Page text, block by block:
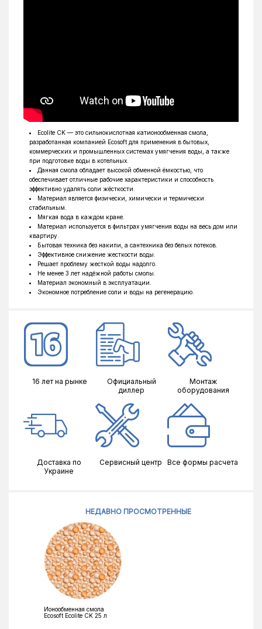
Ecolite CK — это сильнокислотная катионообменная смола,
разработанная компанией Ecosoft для применения в бытовых,
коммерческих и промышленных системах умягчения воды, а также
при подготовке воды в котельных.
Данная смола обладает высокой обменной ёмкостью, что
обеспечивает отличные рабочие характеристики и способность
эффективно удалять соли жёсткости.
Материал является физически, химически и термически
стабильным.
Мягкая вода в каждом кране.
Материал используется в фильтрах умягчения воды на весь дом или
квартиру.
Бытовая техника без накипи, а сантехника без белых потеков.
Эффективное снижение жесткости воды.
Решает проблему жесткой воды надолго.
Не менее 3 лет надёжной работы смолы.
Материал экономный в эксплуатации.
Экономное потребление соли и воды на регенерацию.
16 лет на рынке
Официальный
диллер
Монтаж
оборудования
Доставка по
Украине
Сервисный центр Все формы расчета
НЕДАВНО ПРОСМОТРЕННЫЕ
Ионообменная смола
Ecosoft Ecolite CK 25 л